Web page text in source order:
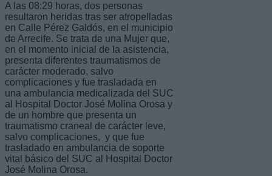
A las 08:29 horas, dos personas
resultaron heridas tras ser atropelladas
en Calle Pérez Galdós, en el municipio
de Arrecife. Se trata de una Mujer que,
en el momento inicial de la asistencia,
presenta diferentes traumatismos de
carácter moderado, salvo
complicaciones y fue trasladada en
una ambulancia medicalizada del SUC
al Hospital Doctor José Molina Orosa y
de un hombre que presenta un
traumatismo craneal de carácter leve,
salvo complicaciones, y que fue
trasladado en ambulancia de soporte
vital básico del SUC al Hospital Doctor
José Molina Orosa.